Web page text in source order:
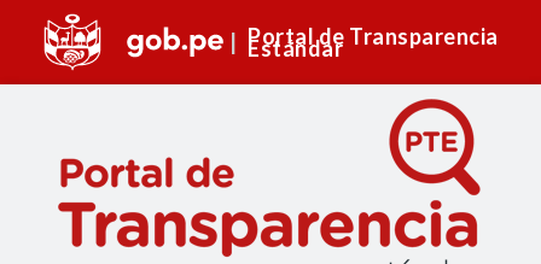
Portal de Transparencia
Estándar